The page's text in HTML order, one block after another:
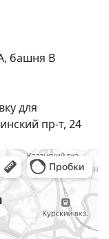
башня В
для
пр-т, 24